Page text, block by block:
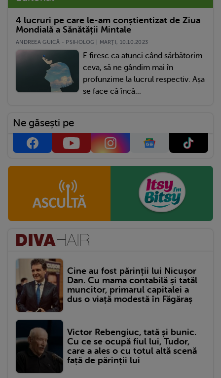
4 lucruri pe care le-am conștientizat de Ziua
Mondială a Sănătății Mintale
ANDREEA GUICĂ - PSIHOLOG | MARŢI, 10.10.2023
E firesc ca atunci când sărbătorim
ceva, să ne gândim mai în
profunzime la lucrul respectiv. Așa
se face că încă...
Ne găsești pe
Cine au fost părinții lui Nicușor
Dan. Cu mama contabilă și tatăl
muncitor, primarul capitalei a
dus o viață modestă în Făgăraș
Victor Rebengiuc, tată și bunic.
Cu ce se ocupă fiul lui, Tudor,
care a ales o cu totul altă scenă
față de părinții lui